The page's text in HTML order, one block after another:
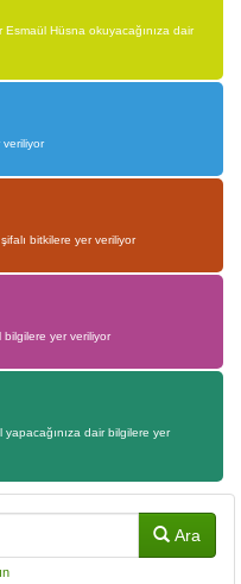
Hüsna okuyacağınıza dair
bitkilere yer veriliyor
bilgilere yer veriliyor
dair bilgilere yer
Ara